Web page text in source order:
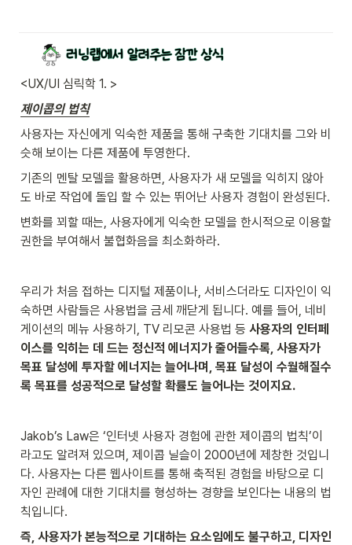
<UX/UI 심릭학 1. >
제이콥의 법칙
사용자는 자신에게 익숙한 제품을 통해 구축한 기대치를 그와 비
슷해 보이는 다른 제품에 투영한다.
기존의 멘탈 모델을 활용하면, 사용자가 새 모델을 익히지 않아
도 바로 작업에 돌입 할 수 있는 뛰어난 사용자 경험이 완성된다.
변화를 꾀할 때는, 사용자에게 익숙한 모델을 한시적으로 이용할
권한을 부여해서 불협화음을 최소화하라.
우리가 처음 접하는 디지털 제품이나, 서비스더라도 디자인이 익
숙하면 사람들은 사용법을 금세 깨닫게 됩니다. 예를 들어, 네비
게이션의 메뉴 사용하기, TV 리모콘 사용법 등 사용자의 인터페
이스를 익히는 데 드는 정신적 에너지가 줄어들수록, 사용자가
목표 달성에 투자할 에너지는 늘어나며, 목표 달성이 수월해질수
록 목표를 성공적으로 달성할 확률도 늘어나는 것이지요.
Jakob’s Law은 ‘인터넷 사용자 경험에 관한 제이콥의 법칙’이
라고도 알려져 있으며, 제이콥 닐슬이 2000년에 제창한 것입니
다. 사용자는 다른 웹사이트를 통해 축적된 경험을 바탕으로 디
자인 관례에 대한 기대치를 형성하는 경향을 보인다는 내용의 법
칙입니다.
즉, 사용자가 본능적으로 기대하는 요소임에도 불구하고, 디자인